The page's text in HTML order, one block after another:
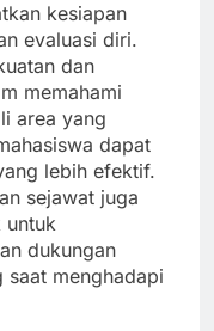
kesiapan
evaluasi diri.
dan
memahami
area yang
dapat
lebih efektif.
sejawat juga
untuk
dukungan
saat menghadapi